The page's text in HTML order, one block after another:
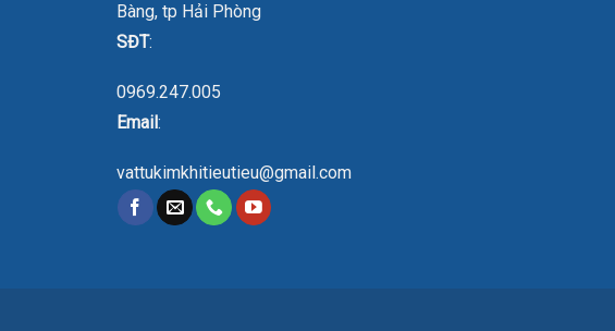
Bàng, tp Hải Phòng
SĐT:
0969.247.005
Email:
vattukimkhitieutieu@gmail.com